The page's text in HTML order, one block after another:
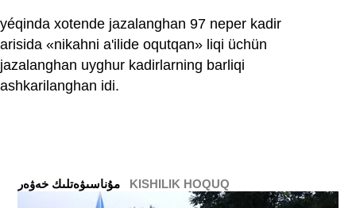
yéqinda xotende jazalanghan 97 neper kadir
arisida «nikahni a'ilide oqutqan» liqi üchün
jazalanghan uyghur kadirlarning barliqi
ashkarilanghan idi.
KISHILIK HOQUQ